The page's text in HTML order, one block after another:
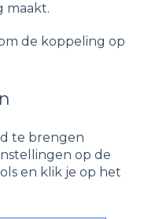
maakt.
de koppeling op
te brengen
op de
en klik je op het